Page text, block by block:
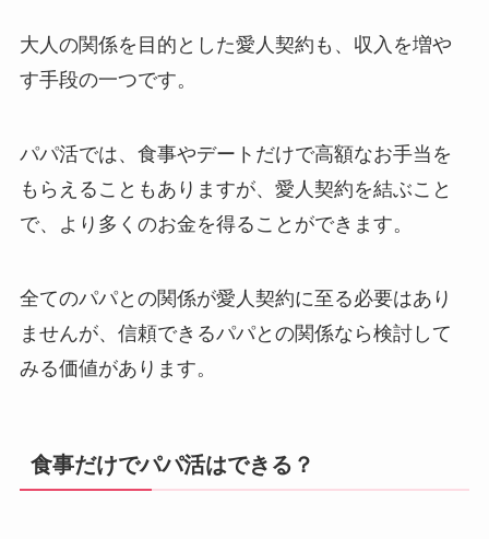
大人の関係を目的とした愛人契約も、収入を増や
す手段の一つです。
パパ活では、食事やデートだけで高額なお手当を
もらえることもありますが、愛人契約を結ぶこと
で、より多くのお金を得ることができます。
全てのパパとの関係が愛人契約に至る必要はあり
ませんが、信頼できるパパとの関係なら検討して
みる価値があります。
食事だけでパパ活はできる？